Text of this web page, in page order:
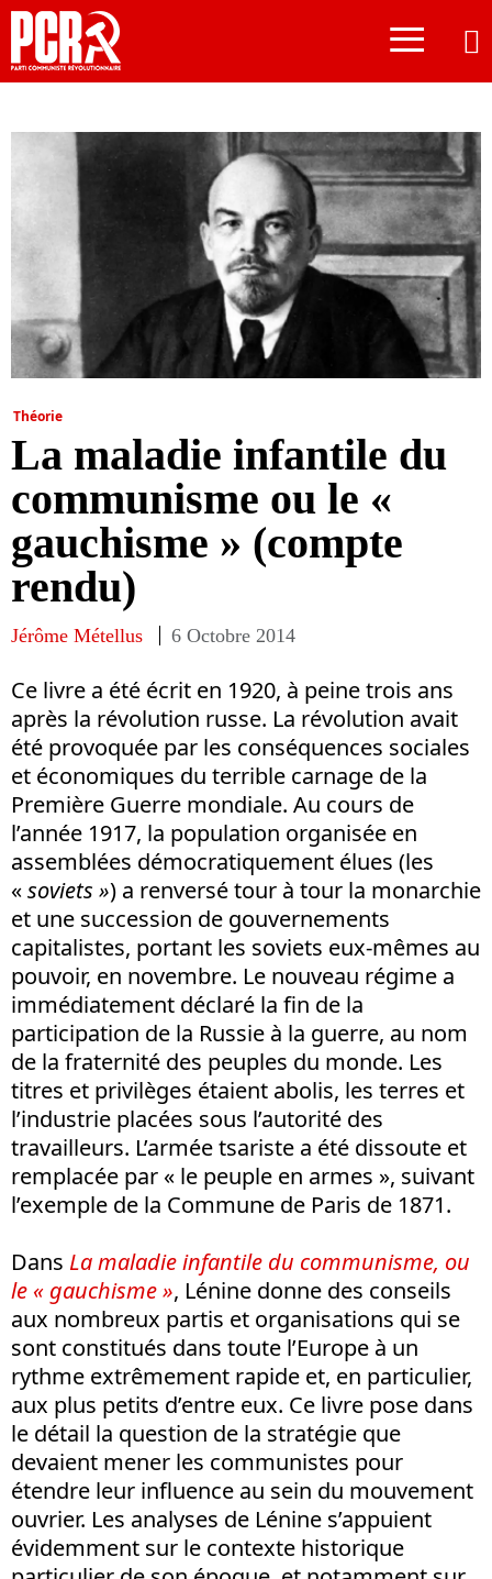
≡
Théorie
La maladie infantile du
communisme ou le «
gauchisme » (compte
rendu)
Jérôme Métellus 6 Octobre 2014
Ce livre a été écrit en 1920, à peine trois ans
après la révolution russe. La révolution avait
été provoquée par les conséquences sociales
et économiques du terrible carnage de la
Première Guerre mondiale. Au cours de
l’année 1917, la population organisée en
assemblées démocratiquement élues (les
«soviets ») a renversé tour à tour la monarchie
et une succession de gouvernements
capitalistes, portant les soviets eux-mêmes au
pouvoir, en novembre. Le nouveau régime a
immédiatement déclaré la fin de la
participation de la Russie à la guerre, au nom
de la fraternité des peuples du monde. Les
titres et privilèges étaient abolis, les terres et
l’industrie placées sous l’autorité des
travailleurs. L’armée tsariste a été dissoute et
remplacée par « le peuple en armes », suivant
l’exemple de la Commune de Paris de 1871.
Dans La maladie infantile du communisme, ou
le « gauchisme », Lénine donne des conseils
aux nombreux partis et organisations qui se
sont constitués dans toute l’Europe à un
rythme extrêmement rapide et, en particulier,
aux plus petits d’entre eux. Ce livre pose dans
le détail la question de la stratégie que
devaient mener les communistes pour
étendre leur influence au sein du mouvement
ouvrier. Les analyses de Lénine s’appuient
évidemment sur le contexte historique